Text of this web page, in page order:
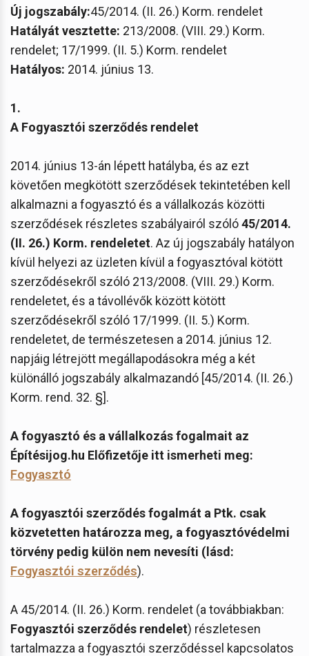
Új jogszabály:45/2014. (II. 26.) Korm. rendelet
Hatályát vesztette: 213/2008. (VIII. 29.) Korm.
rendelet; 17/1999. (II. 5.) Korm. rendelet
Hatályos: 2014. június 13.
1.
A Fogyasztói szerződés rendelet
2014. június 13-án lépett hatályba, és az ezt
követően megkötött szerződések tekintetében kell
alkalmazni a fogyasztó és a vállalkozás közötti
szerződések részletes szabályairól szóló45/2014.
(II. 26.) Korm. rendeletet. Az új jogszabály hatályon
kívül helyezi az üzleten kívül a fogyasztóval kötött
szerződésekről szóló 213/2008. (VIII. 29.) Korm.
rendeletet, és a távollévők között kötött
szerződésekről szóló 17/1999. (II. 5.) Korm.
rendeletet, de természetesen a 2014. június 12.
napjáig létrejött megállapodásokra még a két
különálló jogszabály alkalmazandó [45/2014. (II. 26.)
Korm. rend. 32. §].
A fogyasztó és a vállalkozás fogalmait az
Építésijog.hu Előfizetője itt ismerheti meg:
Fogyasztó
A fogyasztói szerződés fogalmát a Ptk. csak
közvetetten határozza meg, a fogyasztóvédelmi
törvény pedig külön nem nevesíti (lásd:
Fogyasztói szerződés).
A 45/2014. (II. 26.) Korm. rendelet (a továbbiakban:
Fogyasztói szerződés rendelet) részletesen
tartalmazza a fogyasztói szerződéssel kapcsolatos